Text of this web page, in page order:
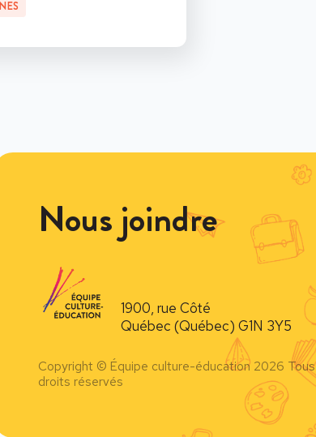
Nous joindre
1900, rue Côté
Québec (Québec) G1N 3Y5
Copyright © Équipe culture-éducation 2026 Tous
droits réservés